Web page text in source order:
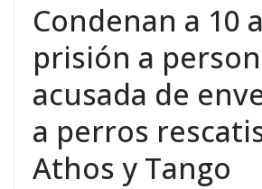
Condenan a 10
prisión a
acusada de
a perros
Athos y Tango